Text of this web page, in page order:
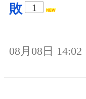
敗
1
08月08日 14:02